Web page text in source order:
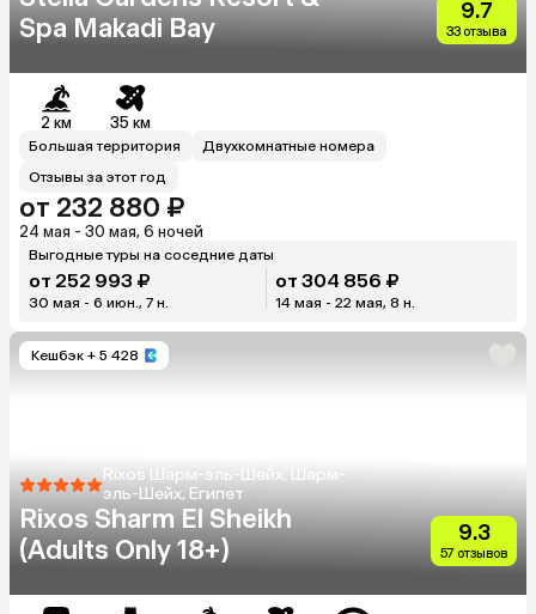
Spa Makadi Bay
9.7
33 отзыва
2 км 35 км
Большая территория
Двухкомнатные номера
Отзывы за этот год
от 232 880 ₽
24 мая - 30 мая, 6 ночей
Выгодные туры на соседние даты
от 252 993 ₽
30 мая - 6 июн., 7 н.
от 304 856 ₽
14 мая - 22 мая, 8 н.
Кешбэк + 5 428
Rixos Шарм-эль-Шейх, Шарм-
эль-Шейх, Египет
Rixos Sharm El Sheikh
(Adults Only 18+)
9.3
57 отзывов